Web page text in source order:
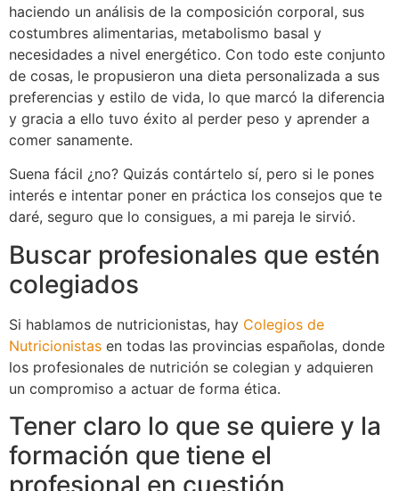
haciendo un análisis de la composición corporal, sus
costumbres alimentarias, metabolismo basal y
necesidades a nivel energético. Con todo este conjunto
de cosas, le propusieron una dieta personalizada a sus
preferencias y estilo de vida, lo que marcó la diferencia
y gracia a ello tuvo éxito al perder peso y aprender a
comer sanamente.
Suena fácil ¿no? Quizás contártelo sí, pero si le pones
interés e intentar poner en práctica los consejos que te
daré, seguro que lo consigues, a mi pareja le sirvió.
Buscar profesionales que estén
colegiados
Si hablamos de nutricionistas, hay Colegios de
Nutricionistas en todas las provincias españolas, donde
los profesionales de nutrición se colegian y adquieren
un compromiso a actuar de forma ética.
Tener claro lo que se quiere y la
formación que tiene el
profesional en cuestión